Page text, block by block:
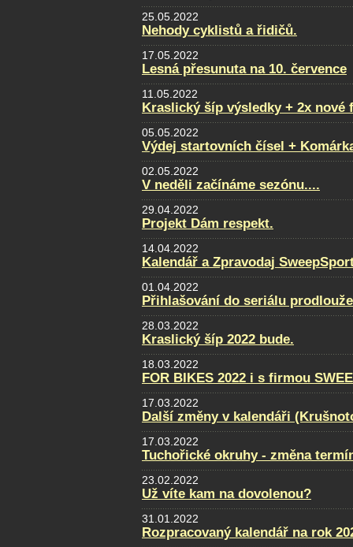
25.05.2022
Nehody cyklistů a řidičů.
17.05.2022
Lesná přesunuta na 10. července
11.05.2022
Kraslický šíp výsledky + 2x nové
05.05.2022
Výdej startovních čísel +
02.05.2022
V neděli začínáme sezónu....
29.04.2022
Projekt Dám respekt.
14.04.2022
Kalendář a Zpravodaj
01.04.2022
Přihlašování do seriálu
28.03.2022
Kraslický šíp 2022 bude.
18.03.2022
FOR BIKES 2022 i s firmou
17.03.2022
Další změny v kalendáři
17.03.2022
Tuchořické okruhy - změna
23.02.2022
Už víte kam na dovolenou?
31.01.2022
Rozpracovaný kalendář na rok